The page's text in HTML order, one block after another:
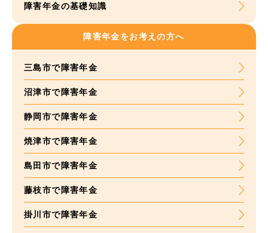
障害年金の基礎知識
障害年金をお考えの方へ
三島市で障害年金
沼津市で障害年金
静岡市で障害年金
焼津市で障害年金
島田市で障害年金
藤枝市で障害年金
掛川市で障害年金